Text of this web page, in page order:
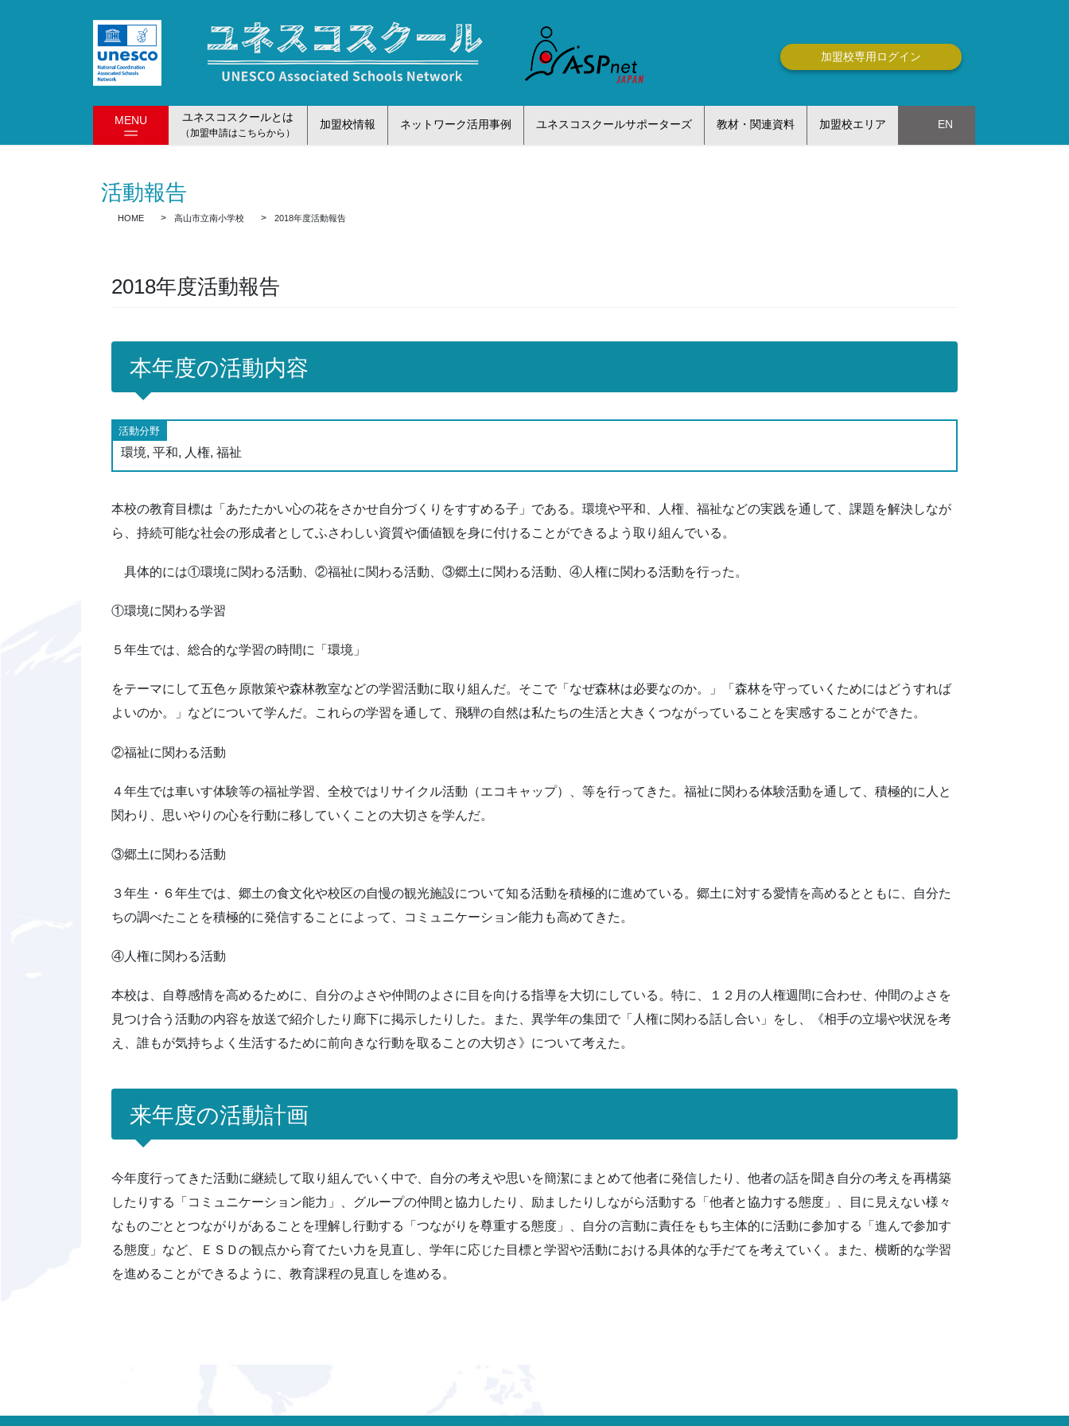
動
に
加盟校専用ログイン
MENU ユネスコスクールとは
（加盟申請はこちらから）
加盟校情報 ネットワーク活用事例 ユネスコスクールサポーターズ 教材・関連資料 加盟校エリア EN
活動報告
HOME 高山市立南小学校 2018年度活動報告
2018年度活動報告
本年度の活動内容
活動分野
環境, 平和, 人権, 福祉
本校の教育目標は「あたたかい心の花をさかせ自分づくりをすすめる子」である。環境や平和、人権、福祉などの実践を通して、課題を解決しなが
ら、持続可能な社会の形成者としてふさわしい資質や価値観を身に付けることができるよう取り組んでいる。
具体的には①環境に関わる活動、②福祉に関わる活動、③郷土に関わる活動、④人権に関わる活動を行った。
①環境に関わる学習
５年生では、総合的な学習の時間に「環境」
をテーマにして五色ヶ原散策や森林教室などの学習活動に取り組んだ。そこで「なぜ森林は必要なのか。」「森林を守っていくためにはどうすれば
よいのか。」などについて学んだ。これらの学習を通して、飛騨の自然は私たちの生活と大きくつながっていることを実感することができた。
②福祉に関わる活動
４年生では車いす体験等の福祉学習、全校ではリサイクル活動（エコキャップ）、等を行ってきた。福祉に関わる体験活動を通して、積極的に人と
関わり、思いやりの心を行動に移していくことの大切さを学んだ。
③郷土に関わる活動
３年生・６年生では、郷土の食文化や校区の自慢の観光施設について知る活動を積極的に進めている。郷土に対する愛情を高めるとともに、自分た
ちの調べたことを積極的に発信することによって、コミュニケーション能力も高めてきた。
④人権に関わる活動
本校は、自尊感情を高めるために、自分のよさや仲間のよさに目を向ける指導を大切にしている。特に、１２月の人権週間に合わせ、仲間のよさを
見つけ合う活動の内容を放送で紹介したり廊下に掲示したりした。また、異学年の集団で「人権に関わる話し合い」をし、《相手の立場や状況を考
え、誰もが気持ちよく生活するために前向きな行動を取ることの大切さ》について考えた。
来年度の活動計画
今年度行ってきた活動に継続して取り組んでいく中で、自分の考えや思いを簡潔にまとめて他者に発信したり、他者の話を聞き自分の考えを再構築
したりする「コミュニケーション能力」、グループの仲間と協力したり、励ましたりしながら活動する「他者と協力する態度」、目に見えない様々
なものごととつながりがあることを理解し行動する「つながりを尊重する態度」、自分の言動に責任をもち主体的に活動に参加する「進んで参加す
る態度」など、ＥＳＤの観点から育てたい力を見直し、学年に応じた目標と学習や活動における具体的な手だてを考えていく。また、横断的な学習
を進めることができるように、教育課程の見直しを進める。